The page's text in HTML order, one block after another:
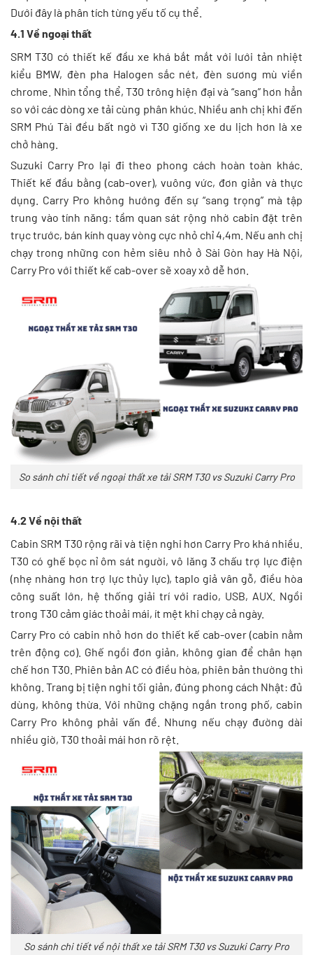
Dưới đây là phân tích từng yếu tố cụ thể.
4.1 Về ngoại thất
SRM T30 có thiết kế đầu xe khá bắt mắt với lưới tản nhiệt
kiểu BMW, đèn pha Halogen sắc nét, đèn sương mù viền
chrome. Nhìn tổng thể, T30 trông hiện đại và “sang” hơn hẳn
so với các dòng xe tải cùng phân khúc. Nhiều anh chị khi đến
SRM Phú Tài đều bất ngờ vì T30 giống xe du lịch hơn là xe
chở hàng.
Suzuki Carry Pro lại đi theo phong cách hoàn toàn khác.
Thiết kế đầu bằng (cab-over), vuông vức, đơn giản và thực
dụng. Carry Pro không hướng đến sự “sang trọng” mà tập
trung vào tính năng: tầm quan sát rộng nhờ cabin đặt trên
trục trước, bán kính quay vòng cực nhỏ chỉ 4,4m. Nếu anh chị
chạy trong những con hẻm siêu nhỏ ở Sài Gòn hay Hà Nội,
Carry Pro với thiết kế cab-over sẽ xoay xở dễ hơn.
So sánh chi tiết về ngoại thất xe tải SRM T30 vs Suzuki Carry Pro
4.2 Về nội thất
Cabin SRM T30 rộng rãi và tiện nghi hơn Carry Pro khá nhiều.
T30 có ghế bọc nỉ ôm sát người, vô lăng 3 chấu trợ lực điện
(nhẹ nhàng hơn trợ lực thủy lực), taplo giả vân gỗ, điều hòa
công suất lớn, hệ thống giải trí với radio, USB, AUX. Ngồi
trong T30 cảm giác thoải mái, ít mệt khi chạy cả ngày.
Carry Pro có cabin nhỏ hơn do thiết kế cab-over (cabin nằm
trên động cơ). Ghế ngồi đơn giản, không gian để chân hạn
chế hơn T30. Phiên bản AC có điều hòa, phiên bản thường thì
không. Trang bị tiện nghi tối giản, đúng phong cách Nhật: đủ
dùng, không thừa. Với những chặng ngắn trong phố, cabin
Carry Pro không phải vấn đề. Nhưng nếu chạy đường dài
nhiều giờ, T30 thoải mái hơn rõ rệt.
So sánh chi tiết về nội thất xe tải SRM T30 vs Suzuki Carry Pro